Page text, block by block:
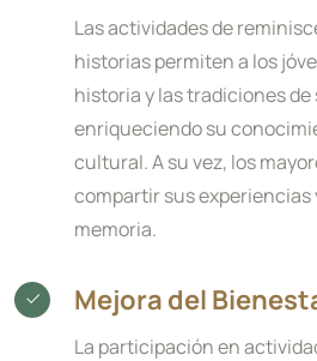
Las actividades de
historias permiten a los
historia y las tradiciones
enriqueciendo su
cultural. A su vez, los
compartir sus
memoria.
Mejora del
La participación en